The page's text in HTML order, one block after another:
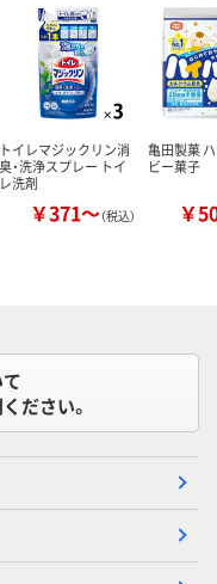
トイレマジックリン消
臭・洗浄スプレー トイ
レ洗剤
￥371～（税込）
亀田製菓
ビー菓子
￥
ださい。